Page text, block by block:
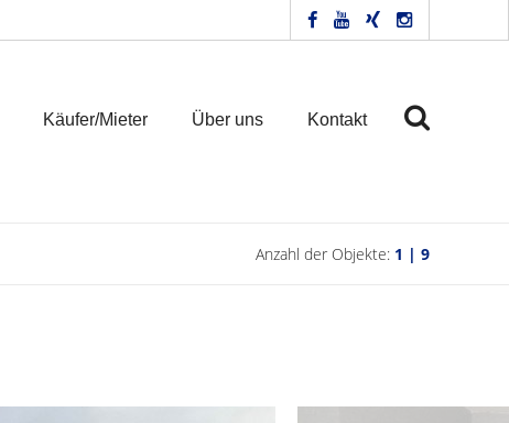
Käufer/Mieter Über uns Kontakt
Anzahl der Objekte: 1 | 9